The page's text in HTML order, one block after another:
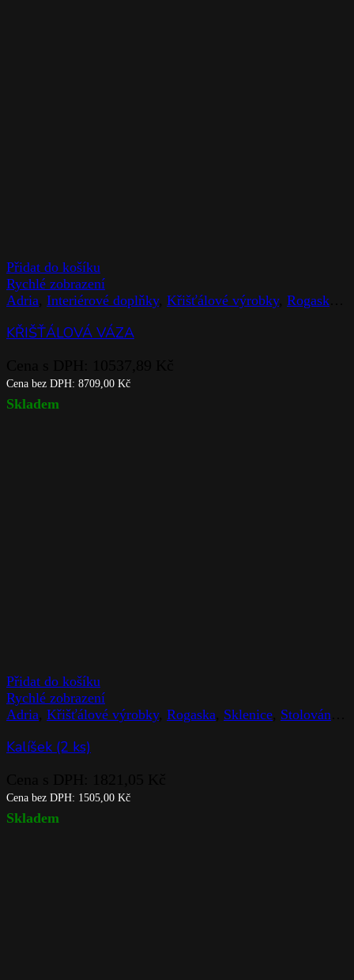
Přidat do košíku
Rychlé zobrazení
Adria Interiérové doplňky, Křišťálové výrobky, Rogaska
KŘIŠŤÁLOVÁ VÁZA
Cena bez DPH: 8709,00 Kč
Skladem
Přidat do košíku
Rychlé zobrazení
Adria Křišťálové výrobky, Rogaska Sklenice Stolováni
Kalíšek (2 ks)
Cena bez DPH: 1505,00 Kč
Skladem